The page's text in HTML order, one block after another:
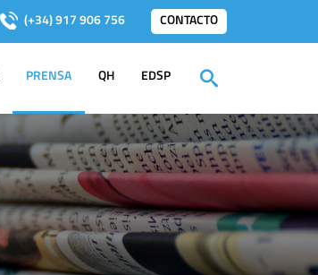
(+34) 917 906 756 CONTACTO
PRENSA QH EDSP